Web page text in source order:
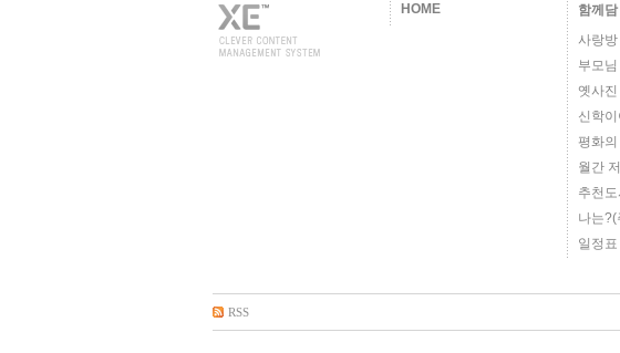
HOME
함께담
사랑방
부모님
옛사진
신학
평화
월간
추천도
나는
일정표
RSS